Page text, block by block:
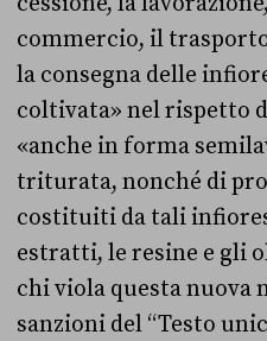
commercio, il
la consegna delle
coltivata» nel rispetto
«anche in forma
triturata, nonché di
costituiti da tali
estratti, le resine e gli
chi viola questa nuova
sanzioni del “Testo